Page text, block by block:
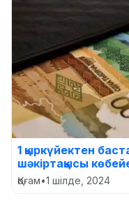
1 қыркүйектен
шәкіртақысы
Қоғам•1 шілде, 2024